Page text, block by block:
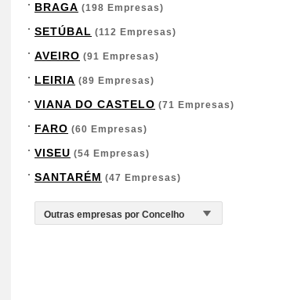
BRAGA (198 Empresas)
SETÚBAL (112 Empresas)
AVEIRO (91 Empresas)
LEIRIA (89 Empresas)
VIANA DO CASTELO (71 Empresas)
FARO (60 Empresas)
VISEU (54 Empresas)
SANTARÉM (47 Empresas)